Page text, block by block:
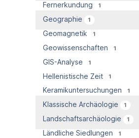
Fernerkundung 1
Geographie 1
Geomagnetik 1
Geowissenschaften 1
GIS-Analyse 1
Hellenistische Zeit 1
Keramikuntersuchungen 1
Klassische Archäologie 1
Landschaftsarchäologie 1
Ländliche Siedlungen 1